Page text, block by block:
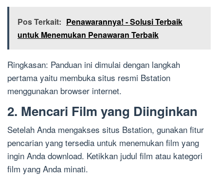
Pos Terkait: Penawarannya! - Solusi Terbaik
untuk Menemukan Penawaran Terbaik
Ringkasan: Panduan ini dimulai dengan langkah
pertama yaitu membuka situs resmi Bstation
menggunakan browser internet.
2. Mencari Film yang Diinginkan
Setelah Anda mengakses situs Bstation, gunakan fitur
pencarian yang tersedia untuk menemukan film yang
ingin Anda download. Ketikkan judul film atau kategori
film yang Anda minati.